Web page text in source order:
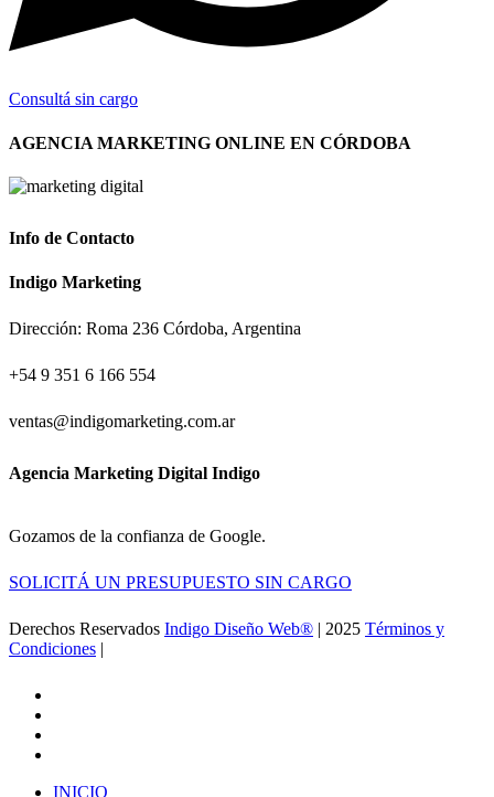
Consultá sin cargo
AGENCIA MARKETING ONLINE EN CÓRDOBA
Info de Contacto
Indigo Marketing
Dirección: Roma 236 Córdoba, Argentina
+54 9 351 6 166 554
ventas@indigomarketing.com.ar
Agencia Marketing Digital Indigo
Gozamos de la confianza de Google.
SOLICITÁ UN PRESUPUESTO SIN CARGO
Derechos Reservados Indigo Diseño Web® | 2025 Términos y
Condiciones |
Close
INICIO